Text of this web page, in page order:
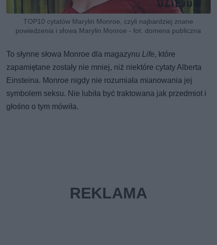
TOP10 cytatów Marylin Monroe, czyli najbardziej znane
powiedzenia i słowa Marylin Monroe - fot. domena publiczna
To słynne słowa Monroe dla magazynuLife, które
zapamiętane zostały nie mniej, niż niektóre cytaty Alberta
Einsteina. Monroe nigdy nie rozumiała mianowania jej
symbolem seksu. Nie lubiła być traktowana jak przedmiot i
głośno o tym mówiła.